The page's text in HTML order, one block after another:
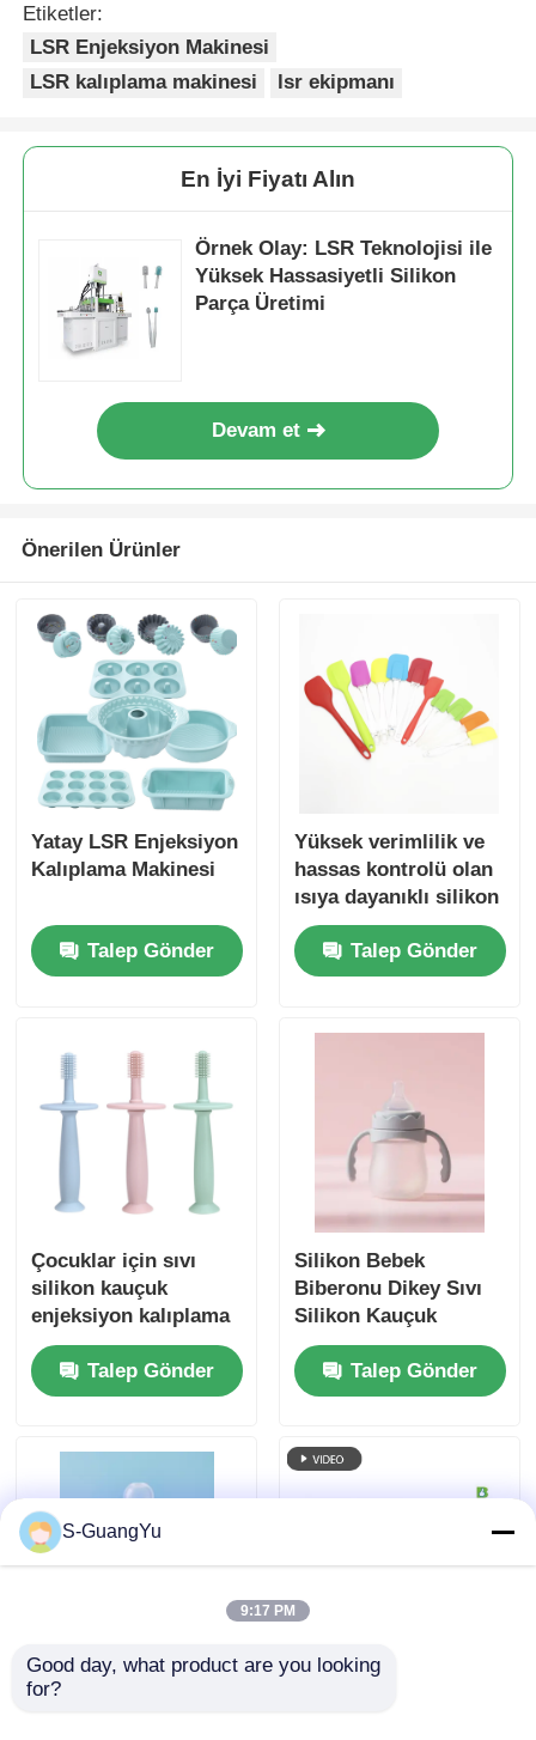
Etiketler:
LSR Enjeksiyon Makinesi
LSR kalıplama makinesi
lsr ekipmanı
En İyi Fiyatı Alın
Örnek Olay: LSR Teknolojisi ile
Yüksek Hassasiyetli Silikon
Parça Üretimi
Devam et
Önerilen Ürünler
Yatay LSR Enjeksiyon
Kalıplama Makinesi
Talep Gönder
Yüksek verimlilik ve
hassas kontrolü olan
ısıya dayanıklı silikon
kazık makineleri için
dikey LSR enjeksiyon
kalıplama makinesi
Talep Gönder
Çocuklar için sıvı
silikon kauçuk
enjeksiyon kalıplama
makinesi FDA
malzemesi ile diş
fırçası
Talep Gönder
Silikon Bebek
Biberonu Dikey Sıvı
Silikon Kauçuk
Enjeksiyon Kalıplama
MakinesiTalep Gönder
Silikon Biberon Sıvı
Sıvı silikon kauçuk
S-GuangYu
9:17 PM
Good day, what product are you looking
for?